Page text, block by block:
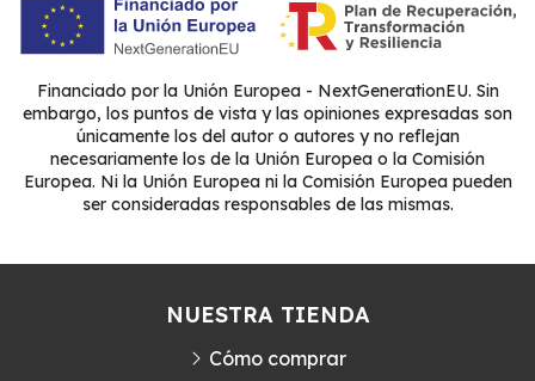
Financiado por la Unión Europea - NextGenerationEU. Sin
embargo, los puntos de vista y las opiniones expresadas son
únicamente los del autor o autores y no reflejan
necesariamente los de la Unión Europea o la Comisión
Europea. Ni la Unión Europea ni la Comisión Europea pueden
ser consideradas responsables de las mismas.
NUESTRA TIENDA
Cómo comprar